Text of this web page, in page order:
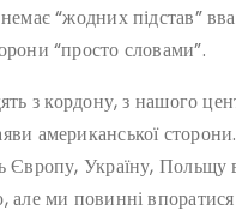
“жодних підстав”
“просто словами”.
з кордону, з нашого
американської
Європу, Україну, Польщу
але ми повинні